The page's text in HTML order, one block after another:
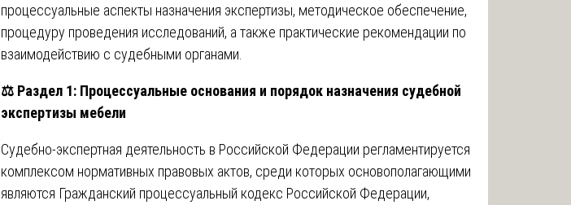
процессуальные аспекты назначения экспертизы, методическое обеспечение,
процедуру проведения исследований, а также практические рекомендации по
взаимодействию с судебными органами.
⚖️ Раздел 1: Процессуальные основания и порядок назначения судебной
экспертизы мебели
Судебно-экспертная деятельность в Российской Федерации регламентируется
комплексом нормативных правовых актов, среди которых основополагающими
являются Гражданский процессуальный кодекс Российской Федерации,